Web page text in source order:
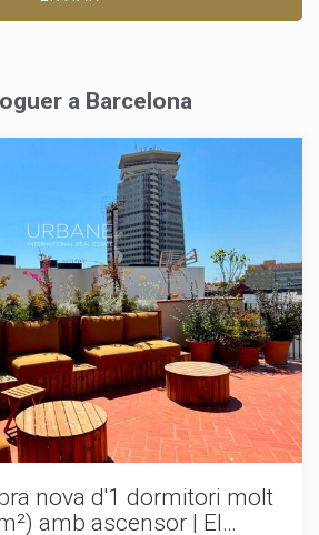
a Barcelona
nova d'1 dormitori molt
amb ascensor | El
Sempre activades